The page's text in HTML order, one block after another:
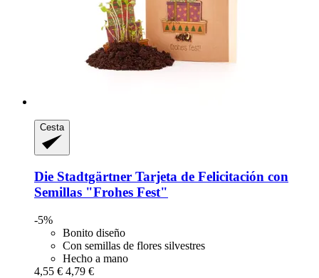
Cesta
Die Stadtgärtner Tarjeta de Felicitación con
Semillas "Frohes Fest"
-5%
Bonito diseño
Con semillas de flores silvestres
Hecho a mano
4,55 € 4,79 €